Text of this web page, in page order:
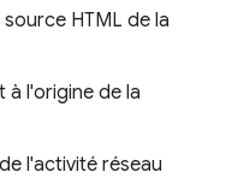
HTML de la
à l'origine de la
l'activité réseau